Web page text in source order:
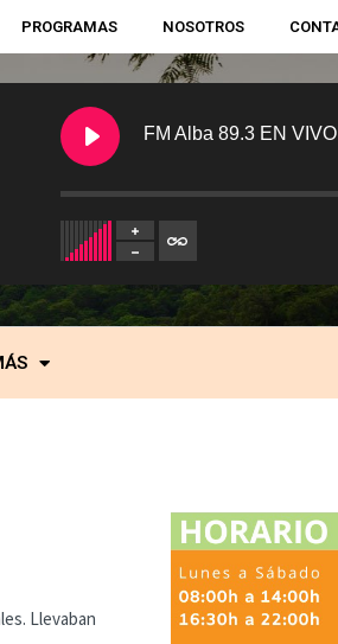
PROGRAMAS NOSOTROS
FM Alba 89.3 EN VIVO
Llevaban